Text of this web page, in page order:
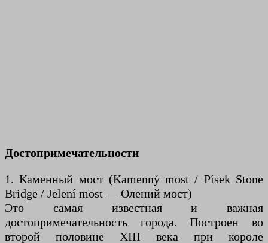
Достопримечательности
1. Каменный мост (Kamenný most / Písek Stone
Bridge / Jelení most — Олений мост)
Это самая известная и важная
достопримечательность города. Построен во
второй половине XIII века при короле